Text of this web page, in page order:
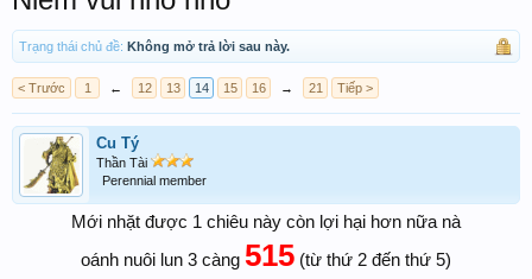
Trạng thái chủ đề: Không mở trả lời sau này.
< Trước 1 ← 12 13 14 15 16 → 21 Tiếp >
Cu Tý
Thần Tài
Perennial member
Mới nhặt được 1 chiêu này còn lợi hại hơn nữa nà
oánh nuôi lun 3 càng 515 (từ thứ 2 đến thứ 5)